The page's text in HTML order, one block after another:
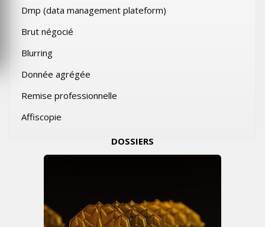
Dmp (data management plateform)
Brut négocié
Blurring
Donnée agrégée
Remise professionnelle
Affiscopie
DOSSIERS